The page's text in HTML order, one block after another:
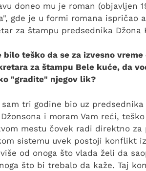
doneo mu je roman (objavljen
gde je u formi romana ispričao
za štampu predsednika Džona
bilo teško da se za izvesno
za štampu Bele kuće, da
"gradite" njegov lik?
tri godine bio uz
i moram Vam reći,
mestu čovek radi direktno
sistemu uvek postoji konflikt
od onoga što vlada želi da
što bi trebalo da kaže. Taj